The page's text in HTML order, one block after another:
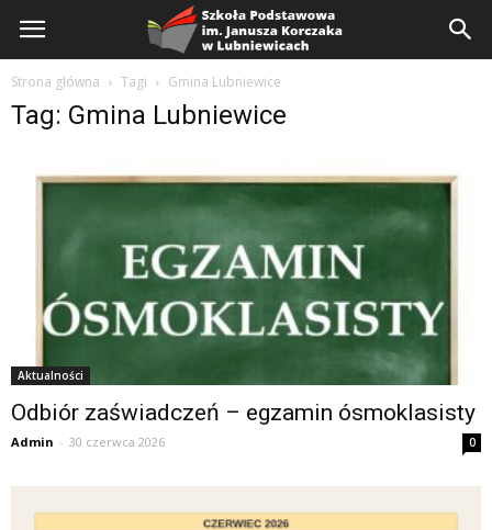
Szkoła
Podstawowa
Strona główna Tagi Gmina Lubniewice
Tag: Gmina Lubniewice
Aktualności
Odbiór zaświadczeń – egzamin ósmoklasisty
Admin - 30 czerwca 2026 0